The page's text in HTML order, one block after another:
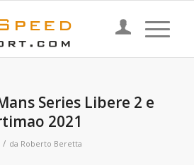
Series Libere 2 e
2021
/ da Roberto Beretta